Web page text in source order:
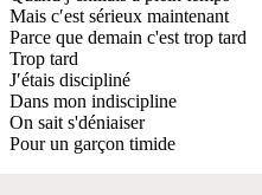
Mais c′est sérieux maintenant
Parce que demain c'est trop tard
Trop tard
J′étais discipliné
Dans mon indiscipline
On sait s'déniaiser
Pour un garçon timide